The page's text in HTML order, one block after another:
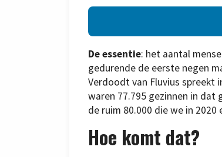
Deessentie: het aantal
gedurende de eerste negen
Verdoodt van Fluvius spreekt
waren 77.795 gezinnen in dat
de ruim 80.000 die we in
Hoe komt dat?